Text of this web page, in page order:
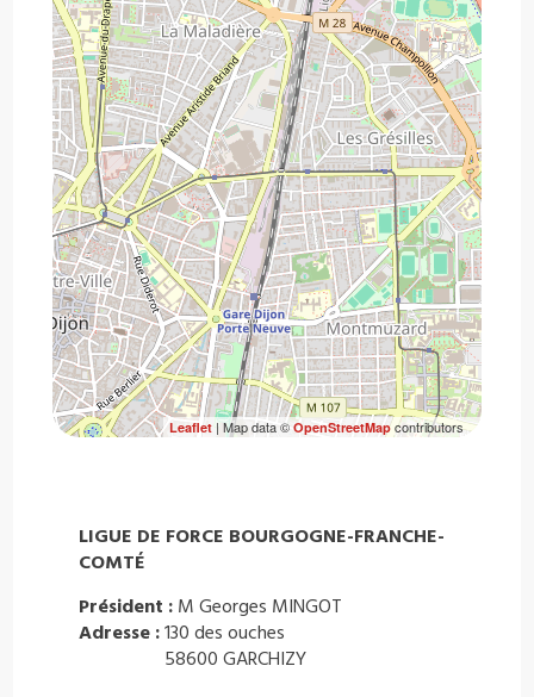
Leaflet| Map data ©OpenStreetMapcontributors
LIGUE DE FORCE BOURGOGNE-FRANCHE-
COMTÉ
Président : M Georges MINGOT
Adresse :130 des ouches
58600 GARCHIZY